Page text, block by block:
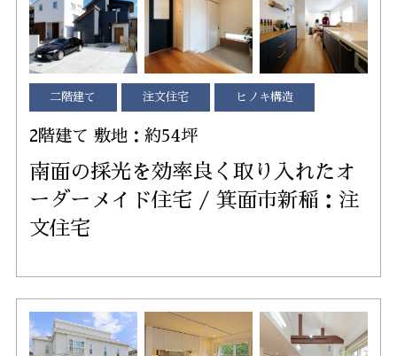
二階建て 注文住宅 ヒノキ構造
2階建て 敷地：約54坪
南面の採光を効率良く取り入れたオ
ーダーメイド住宅 / 箕面市新稲：注
文住宅